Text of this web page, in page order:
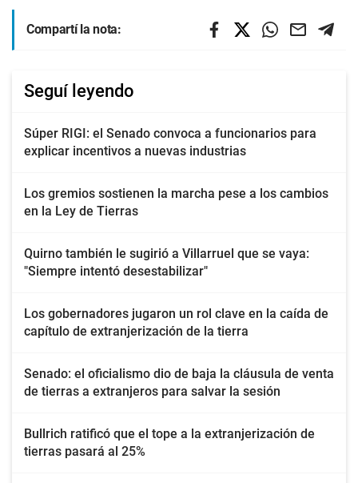
Compartí la nota:
Seguí leyendo
Súper RIGI: el Senado convoca a funcionarios para
explicar incentivos a nuevas industrias
Los gremios sostienen la marcha pese a los cambios
en la Ley de Tierras
Quirno también le sugirió a Villarruel que se vaya:
"Siempre intentó desestabilizar"
Los gobernadores jugaron un rol clave en la caída de
capítulo de extranjerización de la tierra
Senado: el oficialismo dio de baja la cláusula de venta
de tierras a extranjeros para salvar la sesión
Bullrich ratificó que el tope a la extranjerización de
tierras pasará al 25%